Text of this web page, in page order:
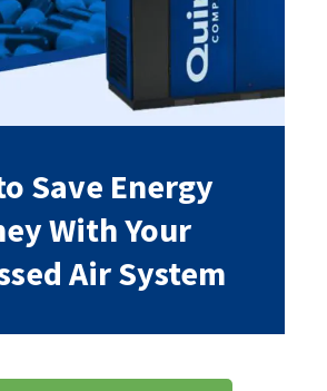
Save Energy
With Your
Air System